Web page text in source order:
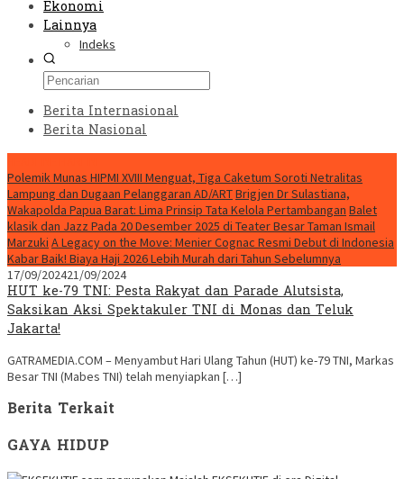
Ekonomi
Lainnya
Indeks
Berita Internasional
Berita Nasional
Polemik Munas HIPMI XVIII Menguat, Tiga Caketum Soroti Netralitas
Lampung dan Dugaan Pelanggaran AD/ARTBrigjen Dr Sulastiana,
Wakapolda Papua Barat: Lima Prinsip Tata Kelola Pertambangan Balet
klasik dan Jazz Pada 20 Desember 2025 di Teater Besar Taman Ismail
Marzuki A Legacy on the Move: Menier Cognac Resmi Debut di Indonesia
Kabar Baik! Biaya Haji 2026 Lebih Murah dari Tahun Sebelumnya
17/09/202421/09/2024
HUT ke-79 TNI: Pesta Rakyat dan Parade Alutsista,
Saksikan Aksi Spektakuler TNI di Monas dan Teluk
Jakarta!
GATRAMEDIA.COM – Menyambut Hari Ulang Tahun (HUT) ke-79 TNI, Markas
Besar TNI (Mabes TNI) telah menyiapkan […]
Berita Terkait
GAYA HIDUP